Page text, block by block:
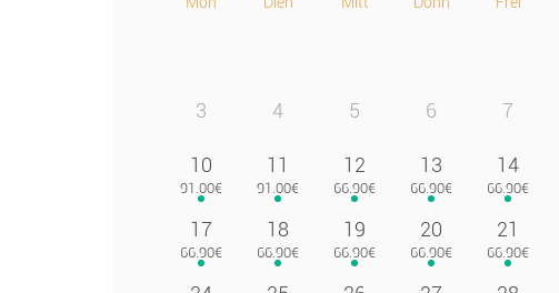
3 4 5 6 7
10 11 12 13 14
17 18 19 20 21